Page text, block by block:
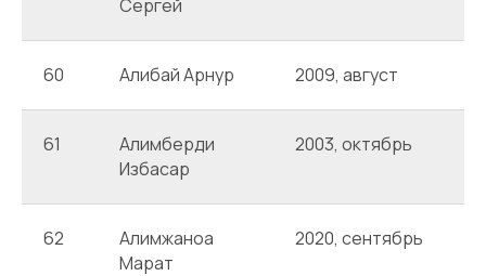
Сергей
60 Алибай Арнур 2009, август
61
Алимберди
Избасар
2003, октябрь
62
Алимжаноа
Марат
2020, сентябрь